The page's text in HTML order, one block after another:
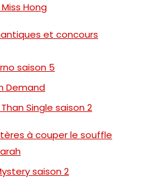
Hong
et concours
saison 5
Demand
Single saison 2
à couper le souffle
saison 2